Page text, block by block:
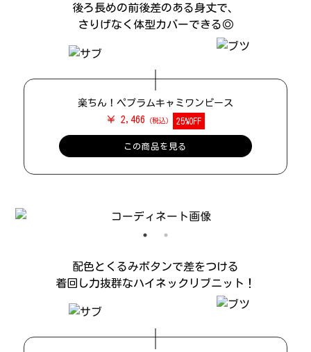
後ろ長めの前後差のある身丈で、
さりげなく体型カバーできる◎
楽ちん！ペプラムキャミワンピース
￥ 2,466
25%OFF
この商品を見る
配色とくるみボタンで差をつける
着回し力抜群なハイネックリブニット！